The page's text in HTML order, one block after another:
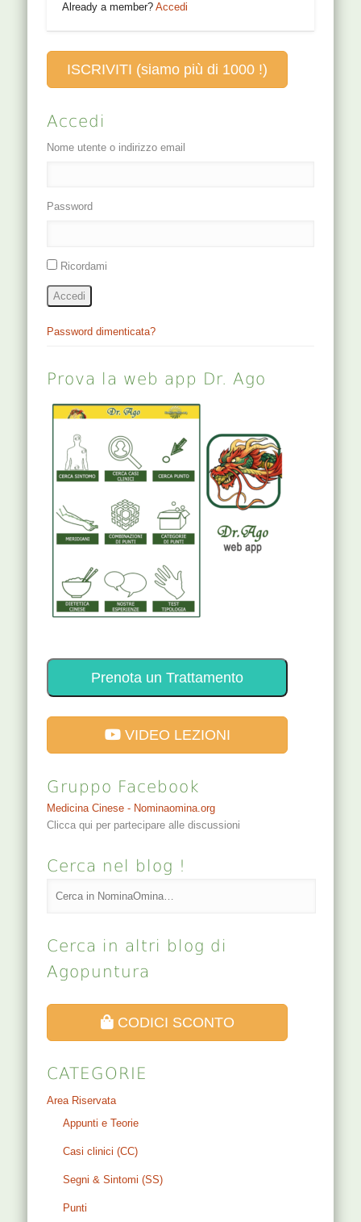
Already a member?Accedi
ISCRIVITI (siamo più di 1000 !)
Accedi
Nome utente o indirizzo email
Password
Ricordami
Accedi
Password dimenticata?
Prova la web app Dr. Ago
Prenota un Trattamento
VIDEO LEZIONI
Gruppo Facebook
Medicina Cinese - Nominaomina.org
Clicca qui per partecipare alle discussioni
Cerca nel blog !
Cerca in altri blog di
Agopuntura
CODICI SCONTO
CATEGORIE
Area Riservata
Appunti e Teorie
Casi clinici (CC)
Segni & Sintomi (SS)
Punti